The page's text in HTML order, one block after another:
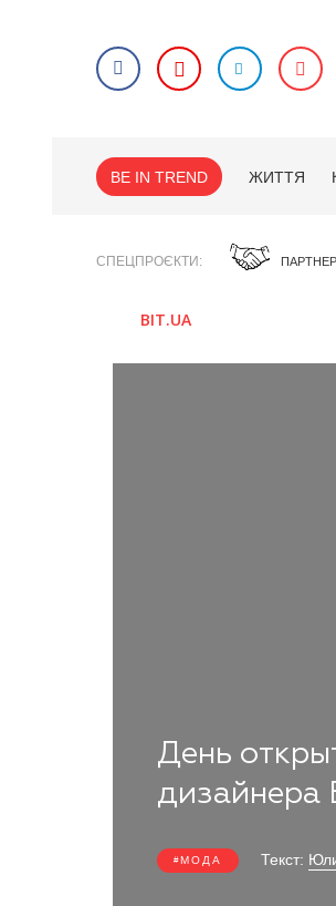
BE IN TREND ЖИТТЯ
СПЕЦПРОЄКТИ
BIT.UA
День
дизайнера
МОДА Текст: